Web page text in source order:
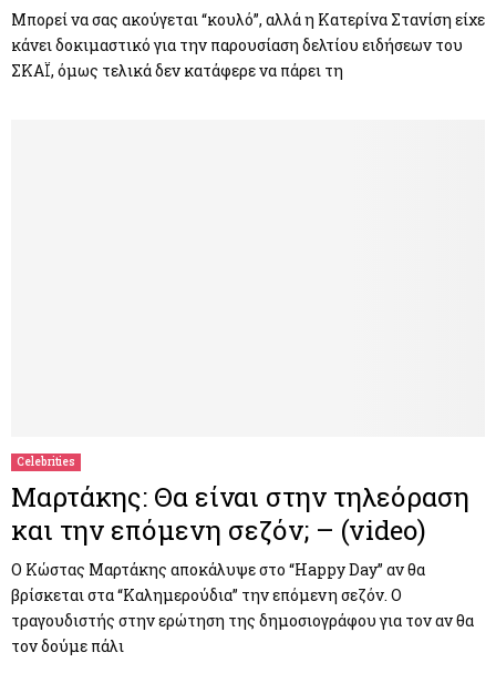
Μπορεί να σας ακούγεται “κουλό”, αλλά η Κατερίνα Στανίση είχε
κάνει δοκιμαστικό για την παρουσίαση δελτίου ειδήσεων του
ΣΚΑΪ, όμως τελικά δεν κατάφερε να πάρει τη
Celebrities
Μαρτάκης: Θα είναι στην τηλεόραση
και την επόμενη σεζόν; – (video)
O Κώστας Μαρτάκης αποκάλυψε στο “Happy Day” αν θα
βρίσκεται στα “Καλημερούδια” την επόμενη σεζόν. Ο
τραγουδιστής στην ερώτηση της δημοσιογράφου για τον αν θα
τον δούμε πάλι